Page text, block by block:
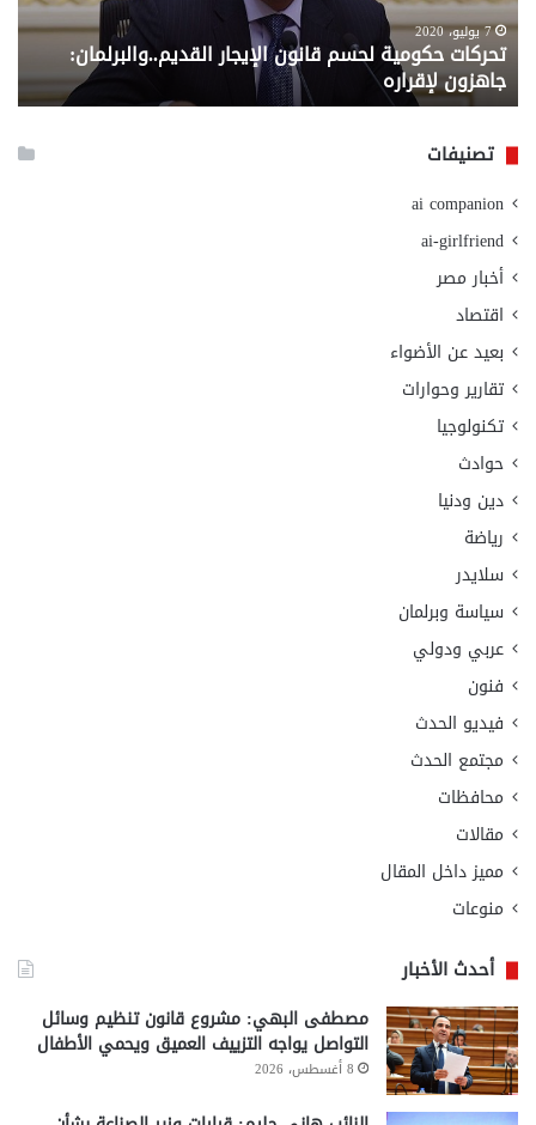
لإقراره
7 يوليو، 2020
تحركات حكومية لحسم قانون الإيجار القديم..والبرلمان:
جاهزون لإقراره
من
تصنيفات
ai companion
ai-girlfriend
أخبار مصر
اقتصاد
بعيد عن الأضواء
تقارير وحوارات
تكنولوجيا
حوادث
دين ودنيا
رياضة
سلايدر
سياسة وبرلمان
عربي ودولي
فنون
فيديو الحدث
مجتمع الحدث
محافظات
مقالات
مميز داخل المقال
منوعات
أحدث الأخبار
مصطفى البهي: مشروع قانون تنظيم وسائل
التواصل يواجه التزييف العميق ويحمي الأطفال
8 أغسطس، 2026